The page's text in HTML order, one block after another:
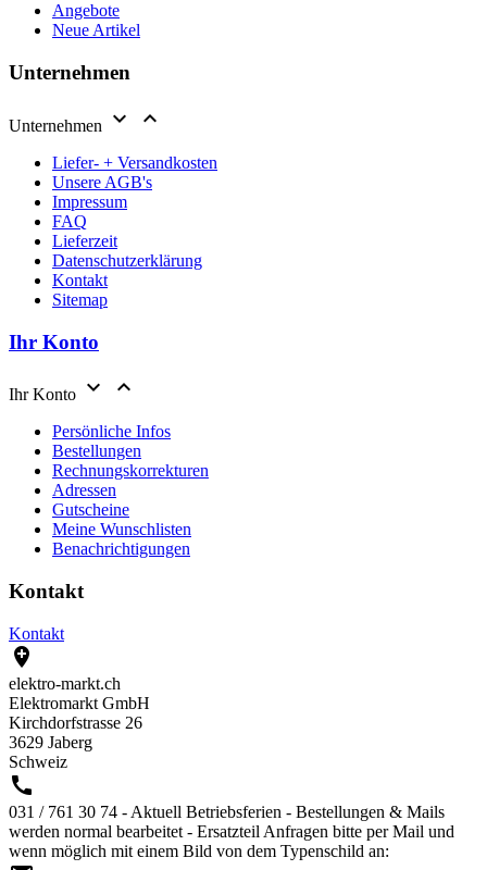
Angebote
Neue Artikel
Unternehmen
Unternehmen  
Liefer- + Versandkosten
Unsere AGB's
Impressum
FAQ
Lieferzeit
Datenschutzerklärung
Kontakt
Sitemap
Ihr Konto
Ihr Konto  
Persönliche Infos
Bestellungen
Rechnungskorrekturen
Adressen
Gutscheine
Meine Wunschlisten
Benachrichtigungen
Kontakt
Kontakt

elektro-markt.ch
Elektromarkt GmbH
Kirchdorfstrasse 26
3629 Jaberg
Schweiz

031 / 761 30 74 - Aktuell Betriebsferien - Bestellungen & Mails
werden normal bearbeitet - Ersatzteil Anfragen bitte per Mail und
wenn möglich mit einem Bild von dem Typenschild an: